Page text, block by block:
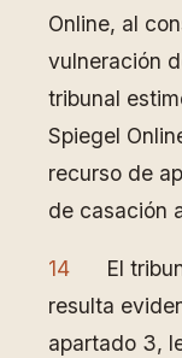
Online, al
vulneración
tribunal
Spiegel
recurso de
de casación
14 El
resulta
apartado 3,